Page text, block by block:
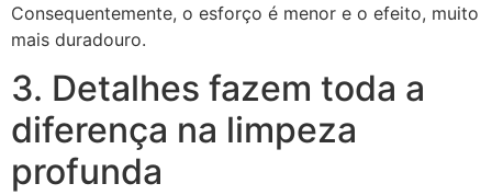
Consequentemente, o esforço é menor e o efeito, muito
mais duradouro.
3. Detalhes fazem toda a
diferença na limpeza
profunda